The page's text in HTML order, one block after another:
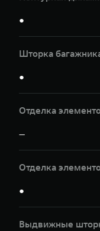
●
Шторка
●
Отделка
—
Отделка
●
Выдвижные